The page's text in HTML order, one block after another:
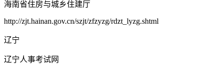
海南省住房与城乡住建厅
http://zjt.hainan.gov.cn/szjt/zfzyzg/rdzt_lyzg.shtml
辽宁
辽宁人事考试网